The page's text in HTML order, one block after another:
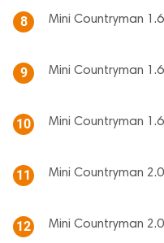
8 Mini Countryman
9 Mini Countryman
10 Mini Countryman
11 Mini Countryman
12 Mini Countryman